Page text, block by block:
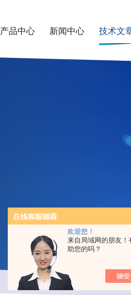
欢迎您！
来自局域网的朋友！
助您的吗？
产品中心 新闻中心 技术文